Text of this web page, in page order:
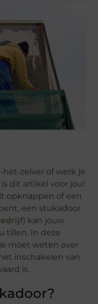
het-zelver of werk je
dit artikel voor jou!
opknappen of een
een stukadoor
) kan jouw
tillen. In deze
moet weten over
inschakelen van
is.